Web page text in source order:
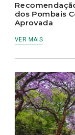
dos Pombais
Aprovada
VER MAIS